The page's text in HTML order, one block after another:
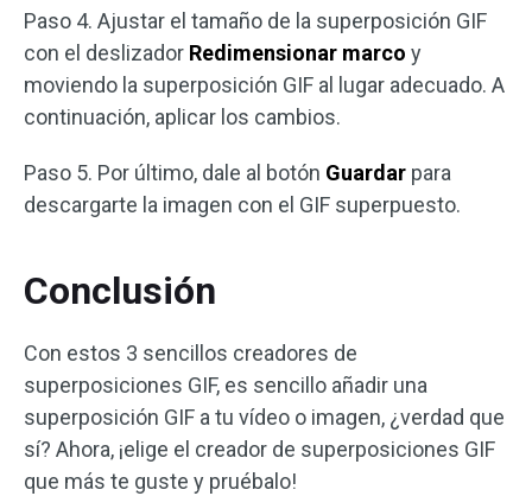
Paso 4. Ajustar el tamaño de la superposición GIF
con el deslizador Redimensionar marco y
moviendo la superposición GIF al lugar adecuado. A
continuación, aplicar los cambios.
Paso 5. Por último, dale al botón Guardar para
descargarte la imagen con el GIF superpuesto.
Conclusión
Con estos 3 sencillos creadores de
superposiciones GIF, es sencillo añadir una
superposición GIF a tu vídeo o imagen, ¿verdad que
sí? Ahora, ¡elige el creador de superposiciones GIF
que más te guste y pruébalo!